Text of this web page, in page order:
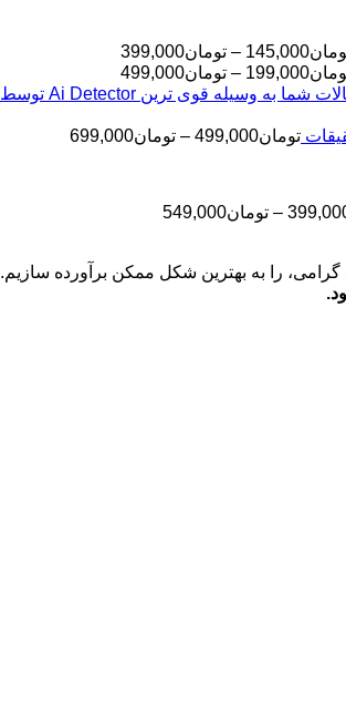
145,000
– تومان399,000محدوده
قیمت:
تومان145,000
تومان399,000
199,000
– تومان499,000محدوده
قیمت:
تا
تومان499,000
– تومان699,000محدوده
– تومان549,000
تا
را به بهترین شکل ممکن برآورده سازیم.